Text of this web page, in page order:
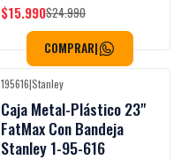
$15.990$24.990
COMPRAR|
-25%OFF
195616|Stanley
Caja Metal-Plástico 23"
FatMax Con Bandeja
Stanley 1-95-616